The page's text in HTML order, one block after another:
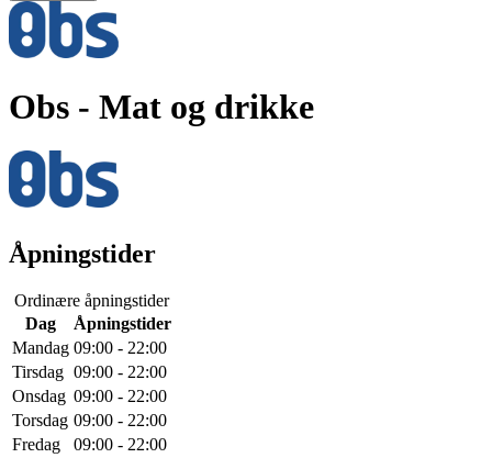
Obs - Mat og drikke
Åpningstider
Ordinære åpningstider
Dag
Åpningstider
Mandag 09:00 - 22:00
Tirsdag 09:00 - 22:00
Onsdag 09:00 - 22:00
Torsdag 09:00 - 22:00
Fredag
09:00 - 22:00